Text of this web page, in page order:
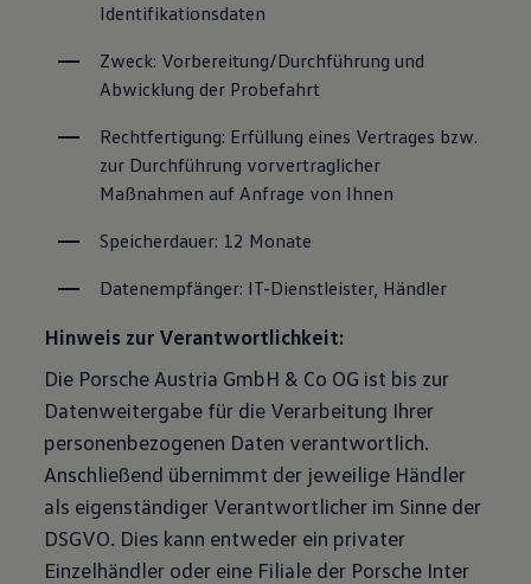
Identifikationsdaten
Zweck: Vorbereitung/Durchführung und
Abwicklung der Probefahrt
Rechtfertigung: Erfüllung eines Vertrages bzw.
zur Durchführung vorvertraglicher
Maßnahmen auf Anfrage von Ihnen
Speicherdauer: 12 Monate
Datenempfänger: IT-Dienstleister, Händler
Hinweis zur Verantwortlichkeit:
Die Porsche Austria GmbH & Co OG ist bis zur
Datenweitergabe für die Verarbeitung Ihrer
personenbezogenen Daten verantwortlich.
Anschließend übernimmt der jeweilige Händler
als eigenständiger Verantwortlicher im Sinne der
DSGVO. Dies kann entweder ein privater
Einzelhändler oder eine Filiale der Porsche Inter